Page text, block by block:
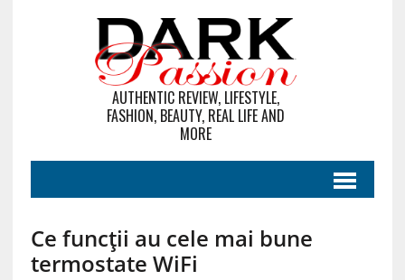
AUTHENTIC REVIEW, LIFESTYLE,
FASHION, BEAUTY, REAL LIFE AND
MORE
Ce funcții au cele mai bune
termostate WiFi